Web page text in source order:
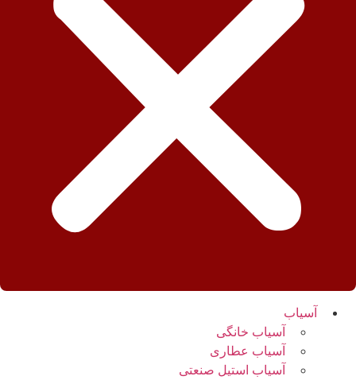
آسیاب
آسیاب خانگی
آسیاب عطاری
آسیاب استیل صنعتی